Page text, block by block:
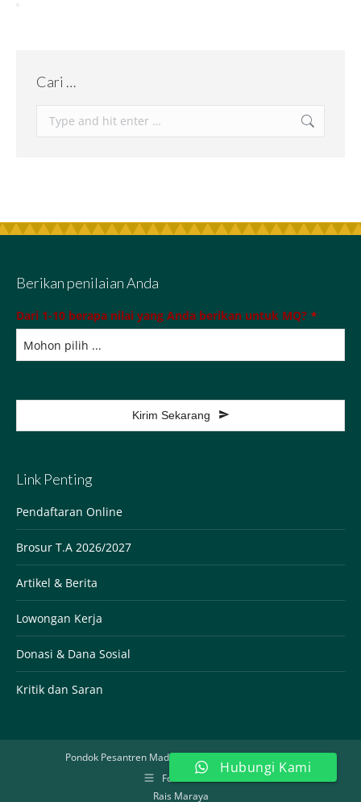
Cari …
Berikan penilaian Anda
Dari 1-10 berapa nilai yang Anda berikan untuk MQ? *
Kirim Sekarang
field
be
left
blank
Link Penting
Pendaftaran Online
Brosur T.A 2026/2027
Artikel & Berita
Lowongan Kerja
Donasi & Dana Sosial
Kritik dan Saran
Pondok Pesantren Madinatul Qur'an Jonggol @2020
Footer Menu
Rais Maraya
Hubungi Kami